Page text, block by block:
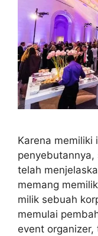
Karena memiliki
telah
memang
milik sebuah
memulai
event